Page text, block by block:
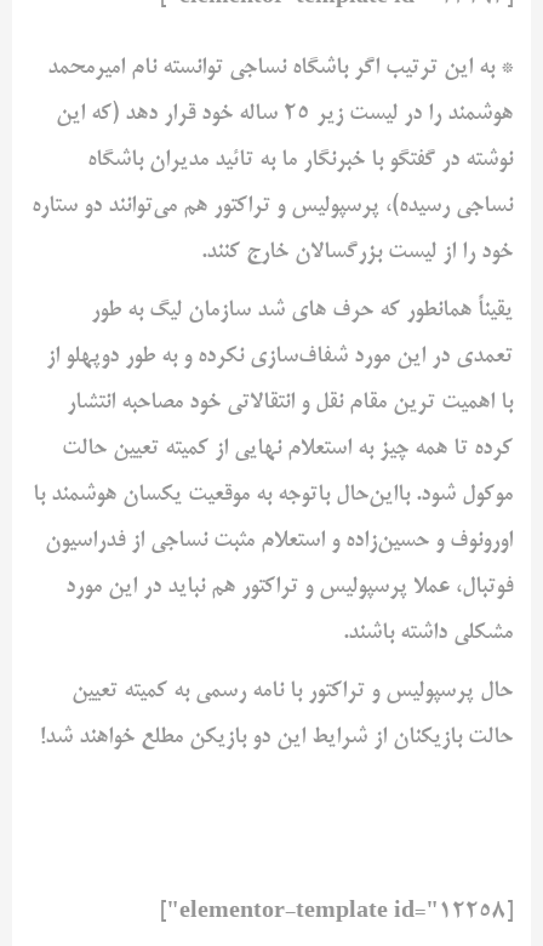
* به این ترتیب اگر باشگاه نساجی توانسته نام امیرمحمد
هوشمند را در لیست زیر 25 ساله خود قرار دهد (که این
نوشته در گفتگو با خبرنگار ما به تائید مدیران باشگاه
نساجی رسیده)، پرسپولیس و تراکتور هم می‌توانند دو ستاره
خود را از لیست بزرگسالان خارج کنند.
یقیناً همانطور که حرف های شد سازمان لیگ به طور
تعمدی در این مورد شفاف‌سازی نکرده و به طور دوپهلو از
با اهمیت ترین مقام نقل و انتقالاتی خود مصاحبه انتشار
کرده تا همه چیز به استعلام نهایی از کمیته تعیین حالت
موکول شود. بااین‌حال باتوجه به موقعیت یکسان هوشمند با
اورونوف و حسین‌زاده و استعلام مثبت نساجی از فدراسیون
فوتبال، عملا پرسپولیس و تراکتور هم نباید در این مورد
مشکلی داشته باشند.
حال پرسپولیس و تراکتور با نامه رسمی به کمیته تعیین
حالت بازیکنان از شرایط این دو بازیکن مطلع خواهند شد!